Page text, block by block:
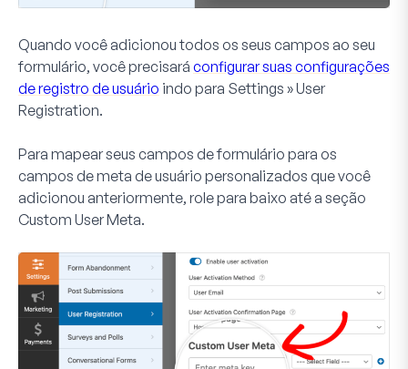
Quando você adicionou todos os seus campos ao seu
formulário, você precisará configurar suas configurações
de registro de usuário indo para Settings » User
Registration.
Para mapear seus campos de formulário para os
campos de meta de usuário personalizados que você
adicionou anteriormente, role para baixo até a seção
Custom User Meta.